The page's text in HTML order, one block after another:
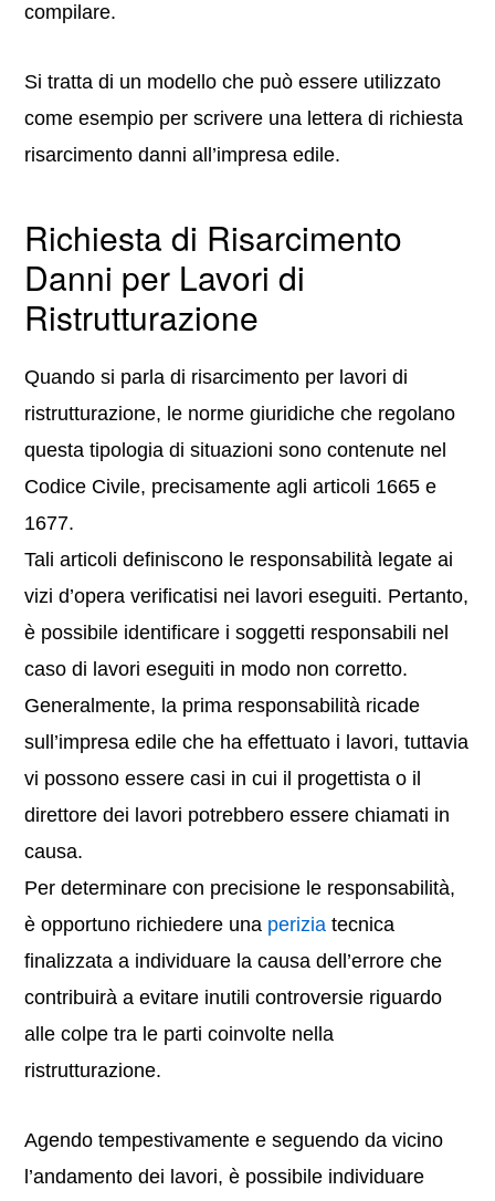
compilare.
Si tratta di un modello che può essere utilizzato
come esempio per scrivere una lettera di richiesta
risarcimento danni all’impresa edile.
Richiesta di Risarcimento
Danni per Lavori di
Ristrutturazione
Quando si parla di risarcimento per lavori di
ristrutturazione, le norme giuridiche che regolano
questa tipologia di situazioni sono contenute nel
Codice Civile, precisamente agli articoli 1665 e
1677.
Tali articoli definiscono le responsabilità legate ai
vizi d’opera verificatisi nei lavori eseguiti. Pertanto,
è possibile identificare i soggetti responsabili nel
caso di lavori eseguiti in modo non corretto.
Generalmente, la prima responsabilità ricade
sull’impresa edile che ha effettuato i lavori, tuttavia
vi possono essere casi in cui il progettista o il
direttore dei lavori potrebbero essere chiamati in
causa.
Per determinare con precisione le responsabilità,
è opportuno richiedere una perizia tecnica
finalizzata a individuare la causa dell’errore che
contribuirà a evitare inutili controversie riguardo
alle colpe tra le parti coinvolte nella
ristrutturazione.
Agendo tempestivamente e seguendo da vicino
l’andamento dei lavori, è possibile individuare